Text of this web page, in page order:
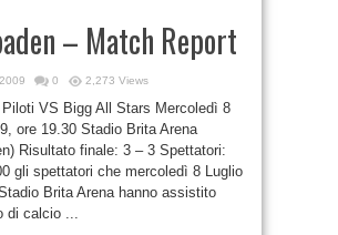
– Match Report
0 2,273 Views
Piloti VS Bigg All Stars Mercoledì 8
ore 19.30 Stadio Brita Arena
Risultato finale: 3 – 3 Spettatori:
gli spettatori che mercoledì 8 Luglio
Brita Arena hanno assistito
di calcio ...